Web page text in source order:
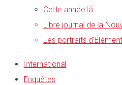
Cette année là
Libre journal de la
Les portraits
International
Enquêtes